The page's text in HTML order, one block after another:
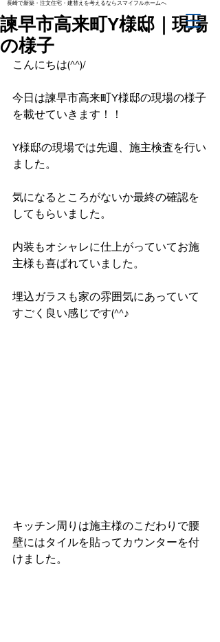
長崎で新築・注文住宅・建替えを考えるならスマイフルホームへ
諫早市高来町Y様邸｜現場
の様子
こんにちは(^^)/
今日は諫早市高来町Y様邸の現場の様子
を載せていきます！！
Y様邸の現場では先週、施主検査を行い
ました。
気になるところがないか最終の確認を
してもらいました。
内装もオシャレに仕上がっていてお施
主様も喜ばれていました。
埋込ガラスも家の雰囲気にあっていて
すごく良い感じです(^^♪
キッチン周りは施主様のこだわりで腰
壁にはタイルを貼ってカウンターを付
けました。